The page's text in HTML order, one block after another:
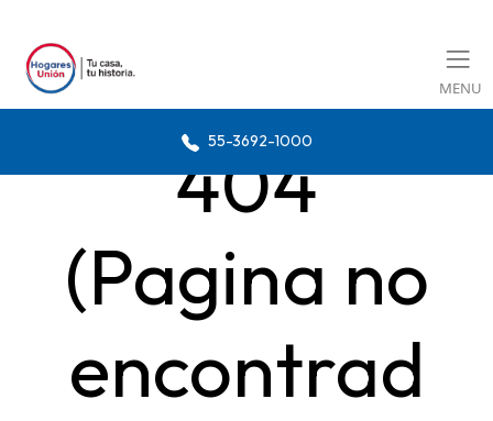
MENU
55-3692-1000
404
(Pagina no
encontrad